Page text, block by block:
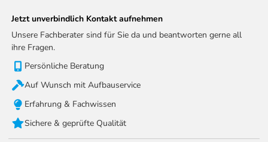
Empfangsfrequenz (RF):
868,35 MHz
Empfangsbandbreite (RF):
Schutzart:
Jetzt unverbindlich Kontakt aufnehmen
Unsere Fachberater sind für Sie da und beantworten gerne all
ihre Fragen.
Persönliche Beratung
Auf Wunsch mit Aufbauservice
Erfahrung & Fachwissen
Sichere & geprüfte Qualität